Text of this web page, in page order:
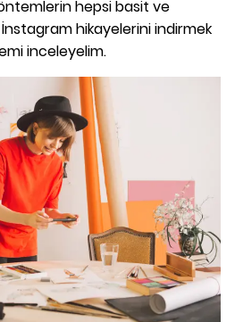
hepsi basit ve
İnstagram hikayelerini indirmek
inceleyelim.